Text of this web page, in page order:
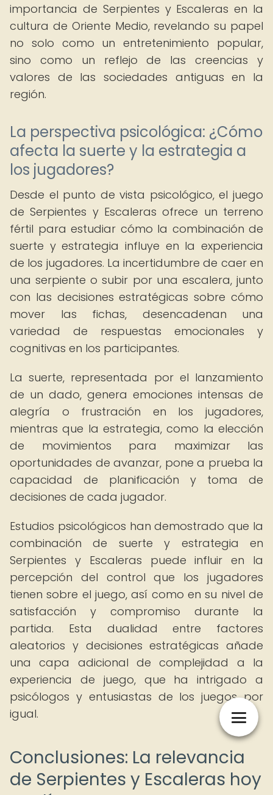
importancia de Serpientes y Escaleras en la
cultura de Oriente Medio, revelando su papel
no solo como un entretenimiento popular,
sino como un reflejo de las creencias y
valores de las sociedades antiguas en la
región.
La perspectiva psicológica: ¿Cómo
afecta la suerte y la estrategia a
los jugadores?
Desde el punto de vista psicológico, el juego
de Serpientes y Escaleras ofrece un terreno
fértil para estudiar cómo la combinación de
suerte y estrategia influye en la experiencia
de los jugadores. La incertidumbre de caer en
una serpiente o subir por una escalera, junto
con las decisiones estratégicas sobre cómo
mover las fichas, desencadenan una
variedad de respuestas emocionales y
cognitivas en los participantes.
La suerte, representada por el lanzamiento
de un dado, genera emociones intensas de
alegría o frustración en los jugadores,
mientras que la estrategia, como la elección
de movimientos para maximizar las
oportunidades de avanzar, pone a prueba la
capacidad de planificación y toma de
decisiones de cada jugador.
Estudios psicológicos han demostrado que la
combinación de suerte y estrategia en
Serpientes y Escaleras puede influir en la
percepción del control que los jugadores
tienen sobre el juego, así como en su nivel de
satisfacción y compromiso durante la
partida. Esta dualidad entre factores
aleatorios y decisiones estratégicas añade
una capa adicional de complejidad a la
experiencia de juego, que ha intrigado a
psicólogos y entusiastas de los juegos por
igual.
Conclusiones: La relevancia
de Serpientes y Escaleras hoy